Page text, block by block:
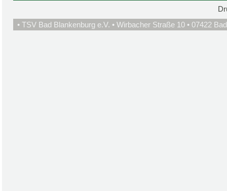
• TSV Bad Blankenburg e.V. • Wirbacher Straße 10 • 07422